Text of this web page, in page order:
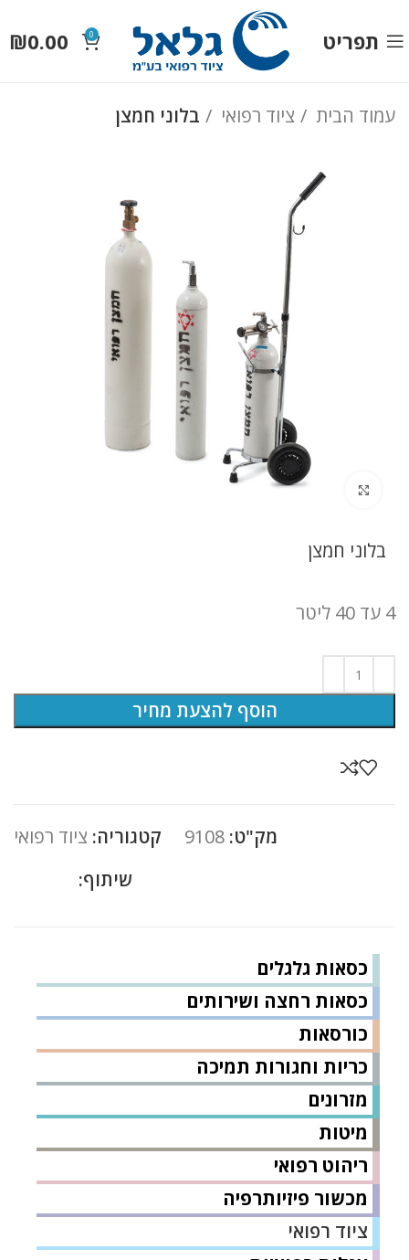
תפריט 0
₪0.00
עמוד הבית ציוד רפואי בלוני חמצן
כסאות גלגלים
כסאות רחצה ושירותים
כורסאות
כריות וחגורות תמיכה
מזרונים
מיטות
ריהוט רפואי
מכשור פיזיותרפיה
ציוד רפואי
לחץ להגדלה
בלוני חמצן
4 עד 40 ליטר
הוסף להצעת מחיר
מק"ט: 9108 קטגוריה: ציוד רפואי
שיתוף: